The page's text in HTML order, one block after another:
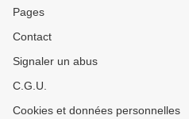
Pages
Contact
Signaler un abus
C.G.U.
Cookies et données personnelles